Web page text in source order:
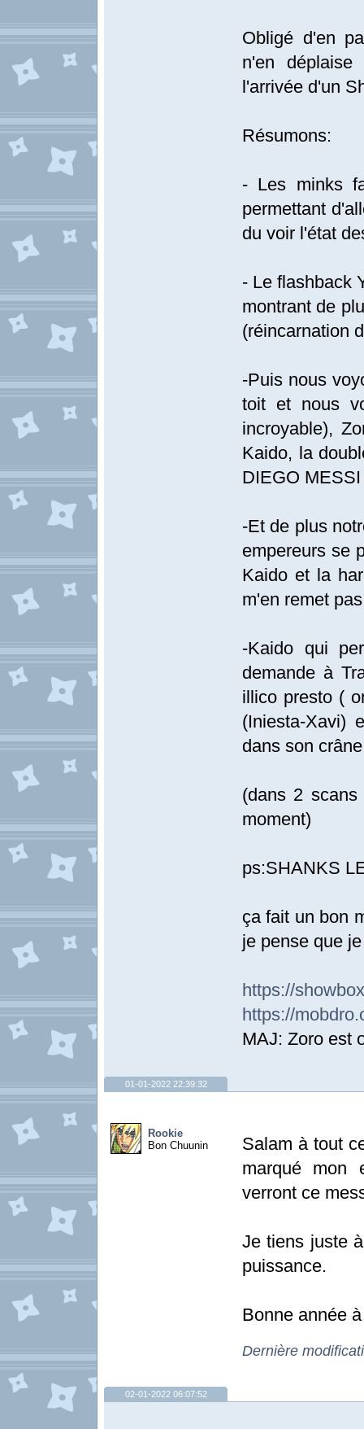
Obligé d'en
n'en
l'arrivée d'un
Résumons:
- Les minks
permettant
du voir l'état
- Le flashback
montrant de
(réincarnation
-Puis nous
toit et nous
incroyable),
Kaido, la
DIEGO
-Et de plus
empereurs se
Kaido et la
m'en remet
-Kaido qui
demande à
illico presto (
(Iniesta-Xavi)
dans son crâne
(dans 2
moment)
ps:SHANKS
ça fait un bon
je pense que
https://
https://
MAJ: Zoro est
01-01-2022 22:39:32
Rookie
Bon Chuunin
Salam à tout
marqué mon
verront ce
Je tiens juste
puissance.
Bonne année
Dernière
02-01-2022 06:07:52